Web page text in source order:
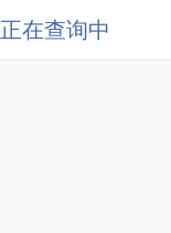
正在查询中